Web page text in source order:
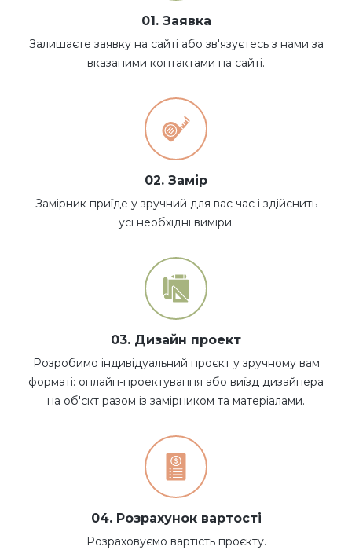
01. Заявка
Залишаєте заявку на сайті або зв'язуєтесь з нами за
вказаними контактами на сайті.
02. Замір
Замірник приїде у зручний для вас час і здійснить
усі необхідні виміри.
03. Дизайн проект
Розробимо індивідуальний проєкт у зручному вам
форматі: онлайн-проектування або виїзд дизайнера
на об'єкт разом із замірником та матеріалами.
04. Розрахунок вартості
Розраховуємо вартість проєкту.